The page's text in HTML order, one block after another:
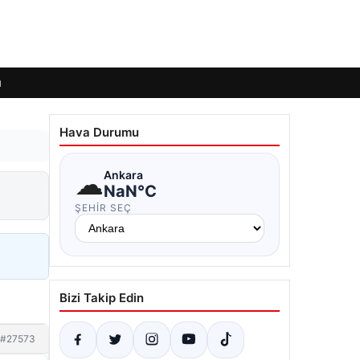
#27573
Hava Durumu
☁Ankara
NaN°C
ŞEHIR SEÇ
Bizi Takip Edin